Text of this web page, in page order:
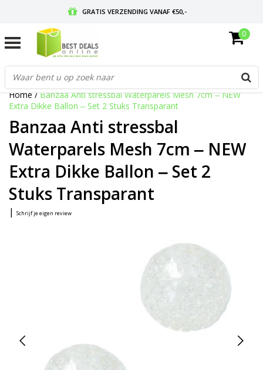
GRATIS VERZENDING VANAF €50,-
GRATIS RETOURNEREN EN 30 DAGEN BEDENKTIJD
0
Home/Banzaa Anti stressbal Waterparels Mesh 7cm ‒ NEW
Extra Dikke Ballon ‒ Set 2 Stuks Transparant
Banzaa Anti stressbal
Waterparels Mesh 7cm ‒ NEW
Extra Dikke Ballon ‒ Set 2
Stuks Transparant
| Schrijf je eigen review